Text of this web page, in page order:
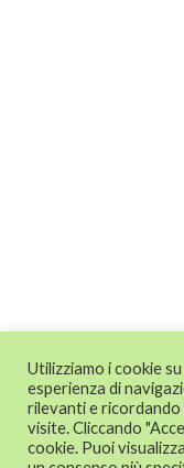
Utilizziamo i cookie
esperienza di
rilevanti e
visite. Cliccando
cookie. Puoi